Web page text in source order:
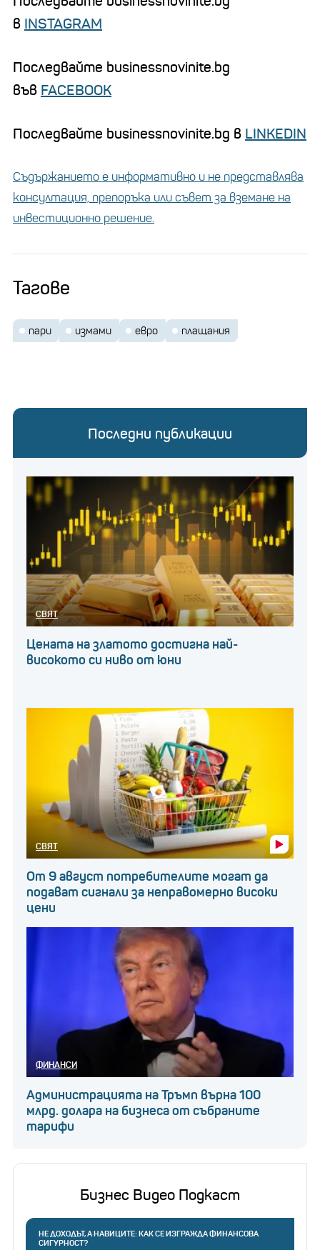
в INSTAGRAM
Последвайте businessnovinite.bg
във FACEBOOK
Последвайте businessnovinite.bg в LINKEDIN
Съдържанието е информативно и не представлява
консултация, препоръка или съвет за вземане на
инвестиционно решение.
Тагове
пари измами евро плащания
Последни публикации
СВЯТ
Цената на златото достигна най-
високото си ниво от юни
СВЯТ
От 9 август потребителите могат да
подават сигнали за неправомерно високи
цени
ФИНАНСИ
Администрацията на Тръмп върна 100
млрд. долара на бизнеса от събраните
тарифи
Бизнес Видео Подкаст
НЕ ДОХОДЪТ, А НАВИЦИТЕ: КАК СЕ ИЗГРАЖДА ФИНАНСОВА
СИГУРНОСТ?